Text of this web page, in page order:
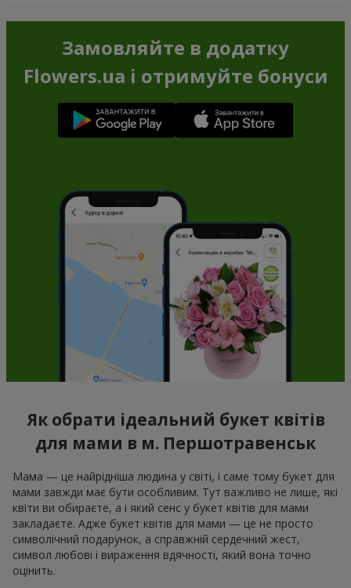
Замовляйте в додатку
Flowers.ua і отримуйте бонуси
Як обрати ідеальний букет квітів
для мами в м. Першотравенськ
Мама — це найрідніша людина у світі, і саме тому букет для
мами завжди має бути особливим. Тут важливо не лише, які
квіти ви обираєте, а і який сенс у букет квітів для мами
закладаєте. Адже букет квітів для мами — це не просто
символічний подарунок, а справжній сердечний жест,
символ любові і вираження вдячності, який вона точно
оцінить.